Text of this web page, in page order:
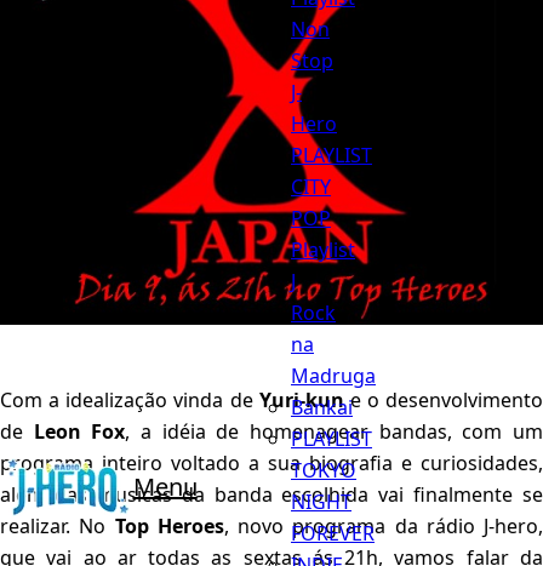
Menu
Non
Stop
J-
Hero
PLAYLIST
CITY
POP
Playlist
J
Rock
na
Madruga
Bankai
PLAYLIST
TOKYO
NIGHT
FOREVER
Com a idealização vinda de Yuri-kune o desenvolvimento
de Leon Fox, a idéia de homenagear bandas, com um
programa inteiro voltado a sua biografia e curiosidades,
além das musicas da banda escolhida vai finalmente se
realizar. No Top Heroes, novo programa da rádio J-hero,
que vai ao ar todas as sextas ás 21h, vamos falar da